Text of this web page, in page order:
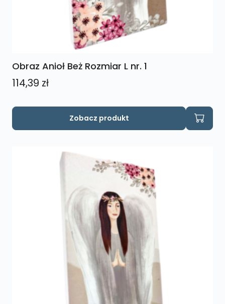
Obraz Anioł Beż Rozmiar L nr. 1
114,39 zł
Zobacz produkt